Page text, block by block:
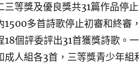
三等獎及優良獎共31篇作品停
1500多首詩歌停止初審和終審
18個評委評出31首獲獎詩歌。
成人組各3首，三等獎青少年